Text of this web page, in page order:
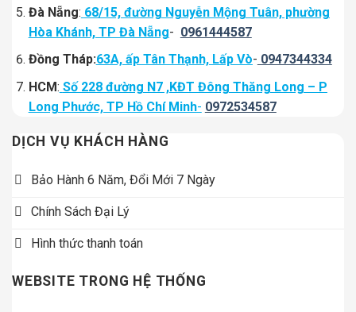
Đà Nẵng: 68/15, đường Nguyễn Mộng Tuân, phường
Hòa Khánh, TP Đà Nẵng- 0961444587
Đồng Tháp:63A, ấp Tân Thạnh, Lấp Vò- 0947344334
HCM: Số 228 đường N7 ,KĐT Đông Thăng Long – P
Long Phước, TP Hồ Chí Minh- 0972534587
DỊCH VỤ KHÁCH HÀNG
Bảo Hành 6 Năm, Đổi Mới 7 Ngày
Chính Sách Đại Lý
Hình thức thanh toán
WEBSITE TRONG HỆ THỐNG